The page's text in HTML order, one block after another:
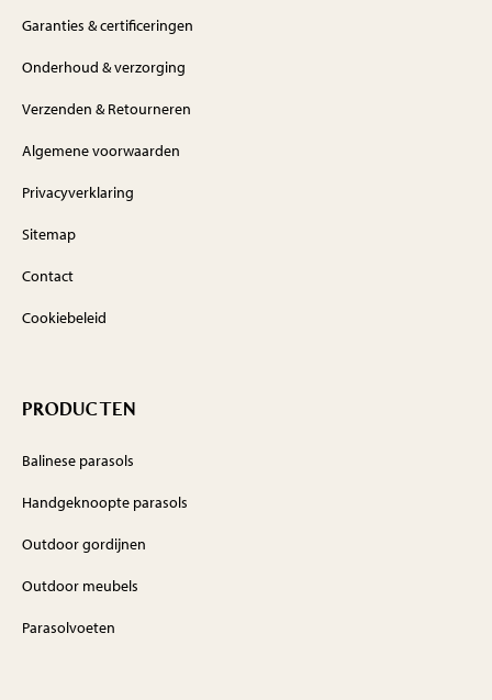
Garanties & certificeringen
Onderhoud & verzorging
Verzenden & Retourneren
Algemene voorwaarden
Privacyverklaring
Sitemap
Contact
Cookiebeleid
PRODUCTEN
Balinese parasols
Handgeknoopte parasols
Outdoor gordijnen
Outdoor meubels
Parasolvoeten